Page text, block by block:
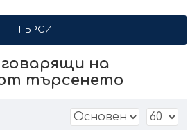
ТЪРСИ
на
търсенето